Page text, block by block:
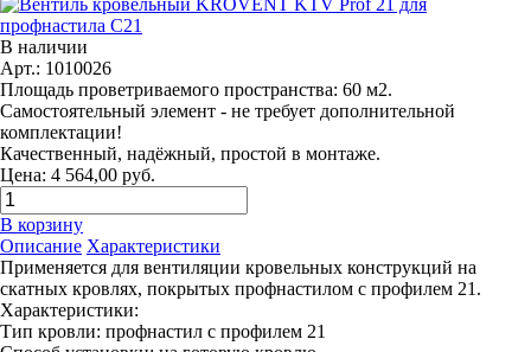
В наличии
Арт.: 1010026
Площадь проветриваемого пространства: 60 м2.
Самостоятельный элемент - не требует дополнительной
комплектации!
Качественный, надёжный, простой в монтаже.
Цена: 4 564,00 руб.
В корзину
Описание Характеристики
Применяется для вентиляции кровельных конструкций на
скатных кровлях, покрытых профнастилом с профилем 21.
Характеристики:
Тип кровли: профнастил с профилем 21